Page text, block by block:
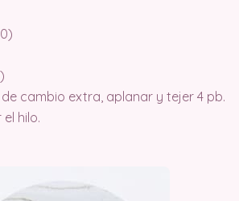
cambio extra, aplanar y tejer 4 pb.
hilo.